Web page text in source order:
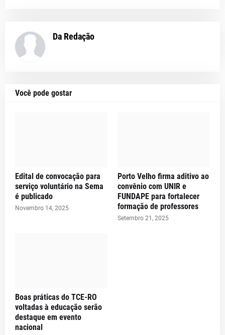
Da Redação
Você pode gostar
Edital de convocação para
serviço voluntário na Sema
é publicado
Novembro 14, 2025
Porto Velho firma aditivo ao
convênio com UNIR e
FUNDAPE para fortalecer
formação de professores
Setembro 21, 2025
Boas práticas do TCE-RO
voltadas à educação serão
destaque em evento
nacional